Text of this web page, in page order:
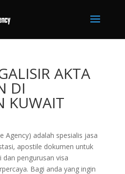
AKTA
DI
KUWAIT
Agency) adalah spesialis jasa
apostile dokumen untuk
dan pengurusan visa
Bagi anda yang ingin